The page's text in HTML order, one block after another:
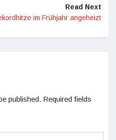
Read Next
im Frühjahr angeheizt
published. Required fields